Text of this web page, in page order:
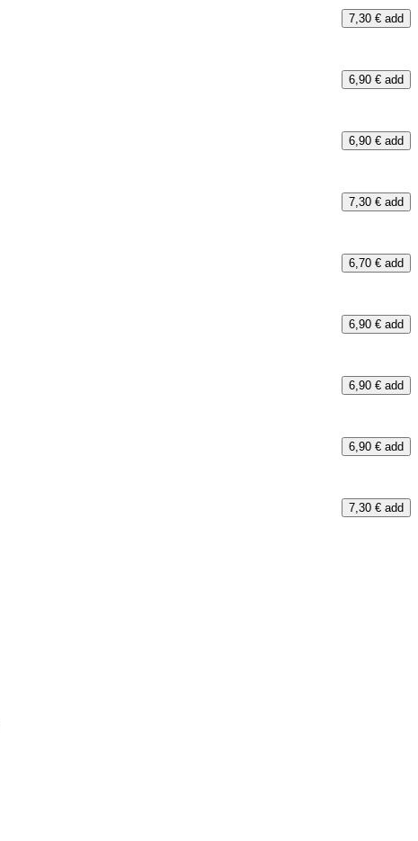
7,30 € add
6,90 € add
6,90 € add
7,30 € add
6,70 € add
6,90 € add
6,90 € add
6,90 € add
7,30 € add